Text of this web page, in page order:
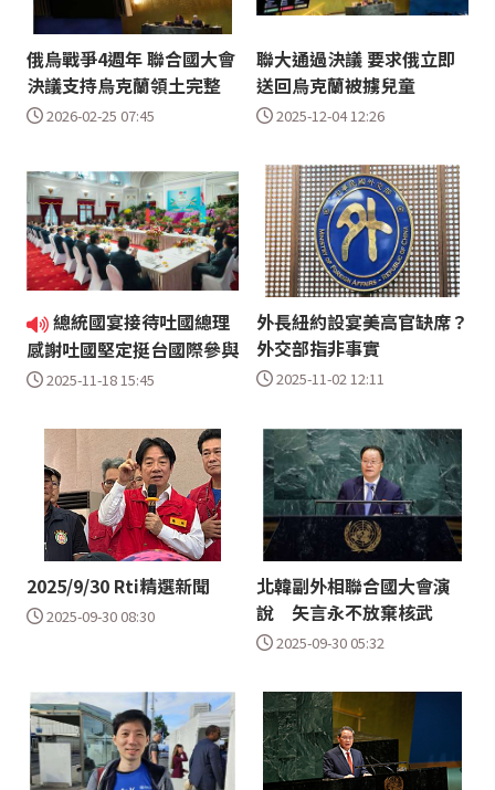
俄烏戰爭4週年 聯合國大會
決議支持烏克蘭領土完整
2026-02-25 07:45
聯大通過決議 要求俄立即
送回烏克蘭被擄兒童
2025-12-04 12:26
總統國宴接待吐國總理
感謝吐國堅定挺台國際參與
2025-11-18 15:45
外長紐約設宴美高官缺席？
外交部指非事實
2025-11-02 12:11
2025/9/30 Rti精選新聞
2025-09-30 08:30
北韓副外相聯合國大會演
說 矢言永不放棄核武
2025-09-30 05:32